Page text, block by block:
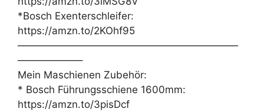
*Bosch Exenterschleifer:
https://amzn.to/2KOhf95
——————————————————————
——————–
Mein Maschienen Zubehör:
* Bosch Führungsschiene 1600mm:
https://amzn.to/3pisDcf